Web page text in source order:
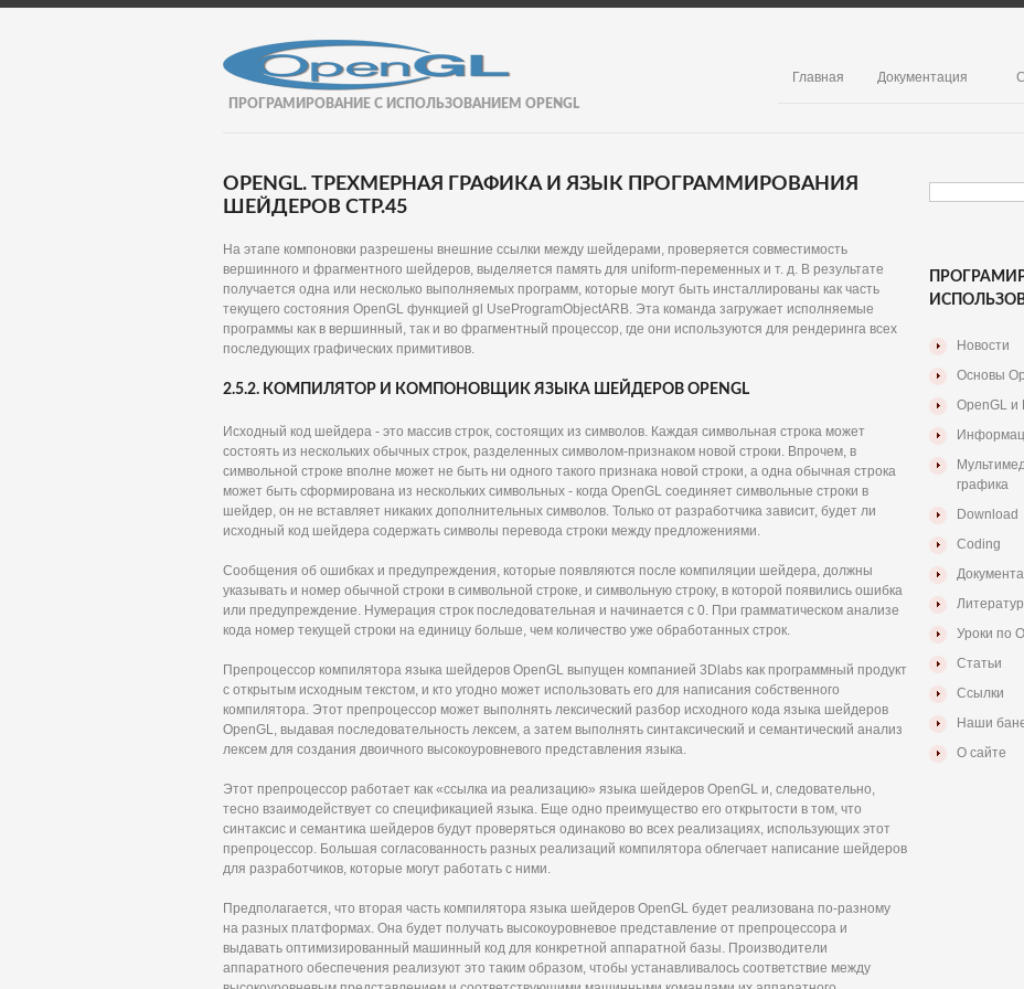
ПРОГРАМИРОВАНИЕ С ИСПОЛЬЗОВАНИЕМ OPENGL
Главная Документация
OPENGL. ТРЕХМЕРНАЯ ГРАФИКА И ЯЗЫК ПРОГРАММИРОВАНИЯ
ШЕЙДЕРОВ СТР.45
На этапе компоновки разрешены внешние ссылки между шейдерами, проверяется совместимость
вершинного и фрагментного шейдеров, выделяется память для uniform-переменных и т. д. В результате
получается одна или несколько выполняемых программ, которые могут быть инсталлированы как часть
текущего состояния OpenGL функцией gl UseProgramObjectARB. Эта команда загружает исполняемые
программы как в вершинный, так и во фрагментный процессор, где они используются для рендеринга всех
последующих графических примитивов.
2.5.2. КОМПИЛЯТОР И КОМПОНОВЩИК ЯЗЫКА ШЕЙДЕРОВ OPENGL
Исходный код шейдера - это массив строк, состоящих из символов. Каждая символьная строка может
состоять из нескольких обычных строк, разделенных символом-признаком новой строки. Впрочем, в
символьной строке вполне может не быть ни одного такого признака новой строки, а одна обычная строка
может быть сформирована из нескольких символьных - когда OpenGL соединяет символьные строки в
шейдер, он не вставляет никаких дополнительных символов. Только от разработчика зависит, будет ли
исходный код шейдера содержать символы перевода строки между предложениями.
Сообщения об ошибках и предупреждения, которые появляются после компиляции шейдера, должны
указывать и номер обычной строки в символьной строке, и символьную строку, в которой появились ошибка
или предупреждение. Нумерация строк последовательная и начинается с 0. При грамматическом анализе
кода номер текущей строки на единицу больше, чем количество уже обработанных строк.
Препроцессор компилятора языка шейдеров OpenGL выпущен компанией 3Dlabs как программный продукт
с открытым исходным текстом, и кто угодно может использовать его для написания собственного
компилятора. Этот препроцессор может выполнять лексический разбор исходного кода языка шейдеров
OpenGL, выдавая последовательность лексем, а затем выполнять синтаксический и семантический анализ
лексем для создания двоичного высокоуровневого представления языка.
Этот препроцессор работает как «ссылка иа реализацию» языка шейдеров OpenGL и, следовательно,
тесно взаимодействует со спецификацией языка. Еще одно преимущество его открытости в том, что
синтаксис и семантика шейдеров будут проверяться одинаково во всех реализациях, использующих этот
препроцессор. Большая согласованность разных реализаций компилятора облегчает написание шейдеров
для разработчиков, которые могут работать с ними.
Предполагается, что вторая часть компилятора языка шейдеров OpenGL будет реализована по-разному
на разных платформах. Она будет получать высокоуровневое представление от препроцессора и
выдавать оптимизированный машинный код для конкретной аппаратной базы. Производители
аппаратного обеспечения реализуют это таким образом, чтобы устанавливалось соответствие между
Новости
Основы
OpenGL и
графика
Download
Coding
Уроки по
Статьи
Ссылки
Наши
О сайте